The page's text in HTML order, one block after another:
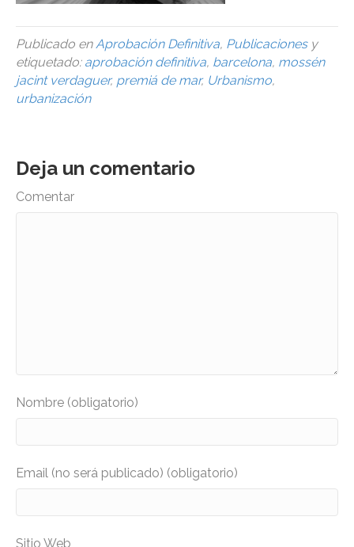
Publicado enAprobación Definitiva, Publicacionesy
etiquetado: aprobación definitiva, barcelona, mossén
jacint verdaguer, premiá de mar, Urbanismo,
urbanización
Deja un comentario
Comentar
Nombre (obligatorio)
Email (no será publicado) (obligatorio)
Sitio Web